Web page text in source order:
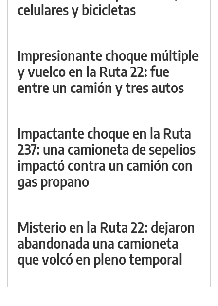
celulares y bicicletas
Impresionante choque múltiple
y vuelco en la Ruta 22: fue
entre un camión y tres autos
Impactante choque en la Ruta
237: una camioneta de sepelios
impactó contra un camión con
gas propano
Misterio en la Ruta 22: dejaron
abandonada una camioneta
que volcó en pleno temporal